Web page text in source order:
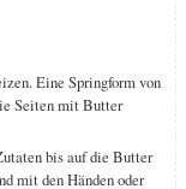
Eine Springform von
Seiten mit Butter
bis auf die Butter
mit den Händen oder